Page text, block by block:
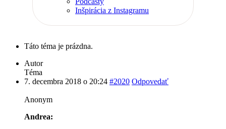
Inšpirácia z Instagramu
Táto téma je prázdna.
Autor
Téma
7. decembra 2018 o 20:24 #2020 Odpovedať
Anonym
Andrea: